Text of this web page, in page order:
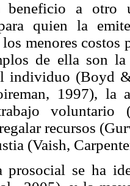
beneficio a otro
quien la
menores
de ella son
individuo (Boyd
1997), la
voluntario
recursos
(Vaish,
prosocial se ha